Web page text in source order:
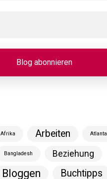
Afrika Arbeiten Atlanta
Bangladesh Beziehung
Bloggen Buchtipps